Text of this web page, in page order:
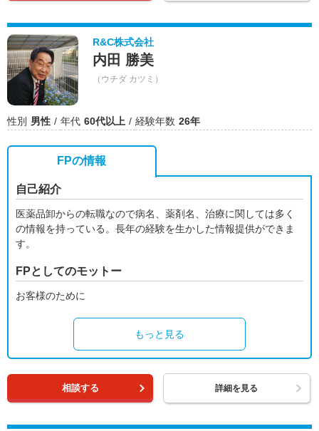
R&C株式会社
内田 勝美
（ウチダ カツミ）
性別 男性 年代 60代以上 経験年数 26年
FPの情報
自己紹介
医薬品卸からの転職なので病名、薬剤名、治療に関しては多く
の情報を持っている。長年の経験を生かした情報提供ができま
す。
FPとしてのモットー
お客様のために
もっと見る
相談する 詳細を見る